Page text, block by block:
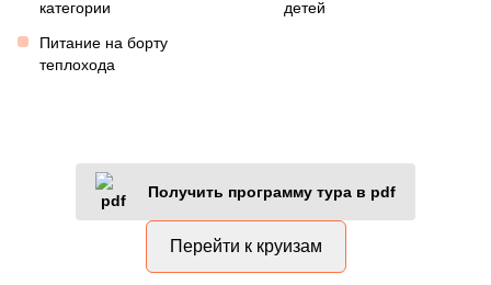
категории
детей
Питание на борту
теплохода
Получить программу тура в pdf
Перейти к круизам